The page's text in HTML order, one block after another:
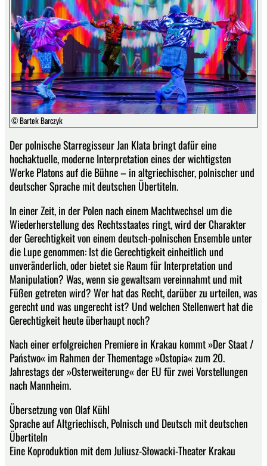
© Bartek Barczyk
Der polnische Starregisseur Jan Klata bringt dafür eine
hochaktuelle, moderne Interpretation eines der wichtigsten
Werke Platons auf die Bühne – in altgriechischer, polnischer und
deutscher Sprache mit deutschen Übertiteln.
In einer Zeit, in der Polen nach einem Machtwechsel um die
Wiederherstellung des Rechtsstaates ringt, wird der Charakter
der Gerechtigkeit von einem deutsch-polnischen Ensemble unter
die Lupe genommen: Ist die Gerechtigkeit einheitlich und
unveränderlich, oder bietet sie Raum für Interpretation und
Manipulation? Was, wenn sie gewaltsam vereinnahmt und mit
Füßen getreten wird? Wer hat das Recht, darüber zu urteilen, was
gerecht und was ungerecht ist? Und welchen Stellenwert hat die
Gerechtigkeit heute überhaupt noch?
Nach einer erfolgreichen Premiere in Krakau kommt »Der Staat /
Państwo« im Rahmen der Thementage »Ostopia« zum 20.
Jahrestags der »Osterweiterung« der EU für zwei Vorstellungen
nach Mannheim.
Übersetzung von Olaf Kühl
Sprache auf Altgriechisch, Polnisch und Deutsch mit deutschen
Übertiteln
Eine Koproduktion mit dem Juliusz-Słowacki-Theater Krakau